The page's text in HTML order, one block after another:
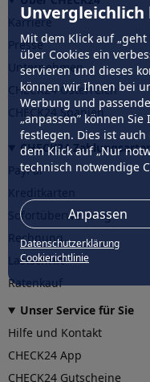
Unvergleichlich
Mit dem Klick auf
über Cookies ein
servieren und dieses
können wir Ihnen bei
Werbung und
„anpassen” können
festlegen. Dies ist
dem Klick auf „Nur
technisch notwendige
Anpassen
Datenschutzerklärung
Cookierichtlinie
Karriere
Presse
Unternehmen
CHECK24 Österreich
CHECK24 Spanien
CHECK24
PayPal
Sofortüberweisung
Rechnung
Lastschrift
Ratenkauf
Unser Service für Sie
Hilfe und Kontakt
CHECK24 App
CHECK24 Gutscheine